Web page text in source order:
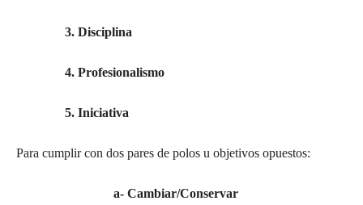
3. Disciplina
4. Profesionalismo
5. Iniciativa
Para cumplir con dos pares de polos u objetivos opuestos:
a- Cambiar/Conservar